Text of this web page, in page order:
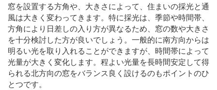
窓を設置する方角や、大きさによって、住まいの採光と通
風は大きく変わってきます。特に採光は、季節や時間帯、
方角により日差しの入り方が異なるため、窓の数や大きさ
を十分検討した方が良いでしょう。一般的に南方向からは
明るい光を取り入れることができますが、時間帯によって
光量が大きく変化します。程よい光量を長時間安定して得
られる北方向の窓をバランス良く設けるのもポイントのひ
とつです。